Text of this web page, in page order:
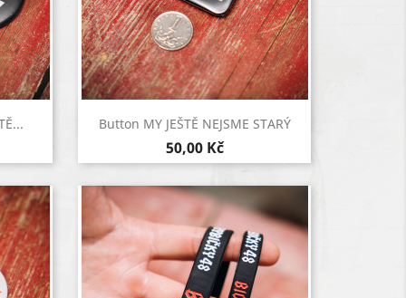
Rychlý náhled
Button MY JEŠTĚ NEJSME STARÝ
50,00 Kč